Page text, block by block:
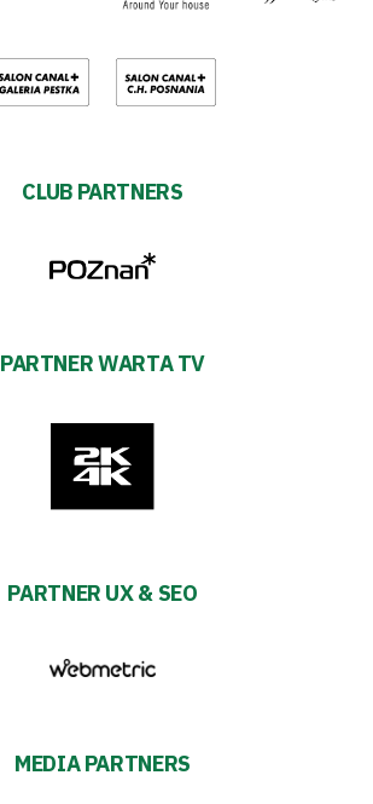
CLUB PARTNERS
PARTNER WARTA TV
PARTNER UX & SEO
MEDIA PARTNERS